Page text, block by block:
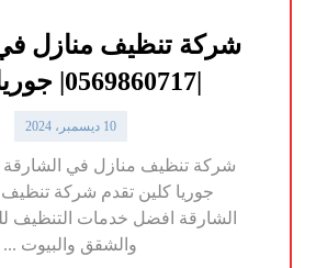
شركة تنظيف منازل
|0569860717| جوريا كلين
10 ديسمبر، 2024
جوريا كلين تقدم شركة
الشارقة افضل خدمات التنظيف
والشقق والبيوت ...